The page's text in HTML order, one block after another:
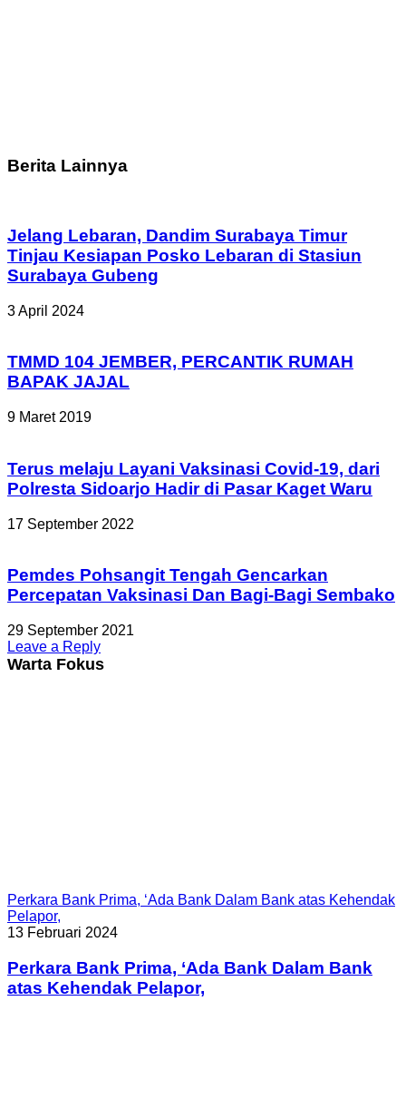
Berita Lainnya
Jelang Lebaran, Dandim Surabaya Timur
Tinjau Kesiapan Posko Lebaran di Stasiun
Surabaya Gubeng
3 April 2024
TMMD 104 JEMBER, PERCANTIK RUMAH
BAPAK JAJAL
9 Maret 2019
Terus melaju Layani Vaksinasi Covid-19, dari
Polresta Sidoarjo Hadir di Pasar Kaget Waru
17 September 2022
Pemdes Pohsangit Tengah Gencarkan
Percepatan Vaksinasi Dan Bagi-Bagi Sembako
29 September 2021
Leave a Reply
Warta Fokus
Perkara Bank Prima, ‘Ada Bank Dalam Bank atas Kehendak
Pelapor,
13 Februari 2024
Perkara Bank Prima, ‘Ada Bank Dalam Bank
atas Kehendak Pelapor,